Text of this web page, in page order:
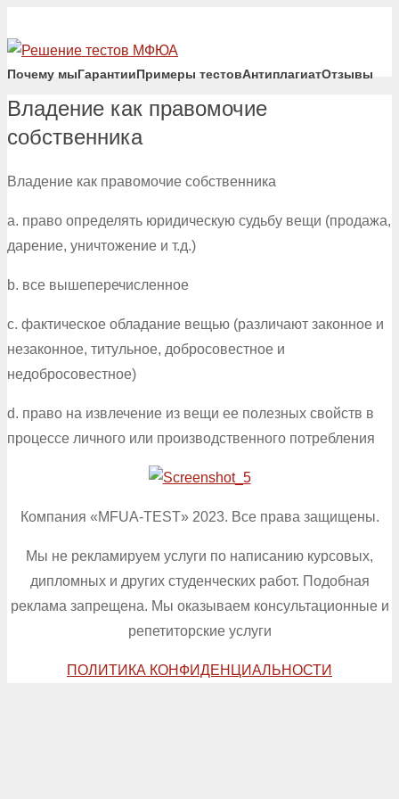
Почему мыГарантииПримеры тестовАнтиплагиатОтзывы
Владение как правомочие
собственника
Владение как правомочие собственника
a. право определять юридическую судьбу вещи (продажа,
дарение, уничтожение и т.д.)
b. все вышеперечисленное
c. фактическое обладание вещью (различают законное и
незаконное, титульное, добросовестное и
недобросовестное)
d. право на извлечение из вещи ее полезных свойств в
процессе личного или производственного потребления
Компания «MFUA-TEST» 2023. Все права защищены.
Мы не рекламируем услуги по написанию курсовых,
дипломных и других студенческих работ. Подобная
реклама запрещена. Мы оказываем консультационные и
репетиторские услуги
ПОЛИТИКА КОНФИДЕНЦИАЛЬНОСТИ